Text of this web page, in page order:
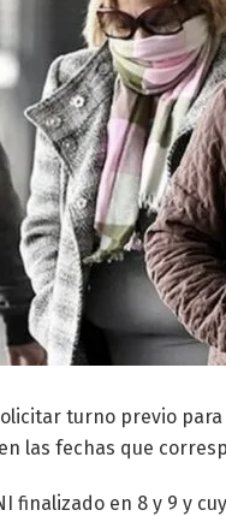
turno previo
las fechas que
finalizado en 8 y 9 y